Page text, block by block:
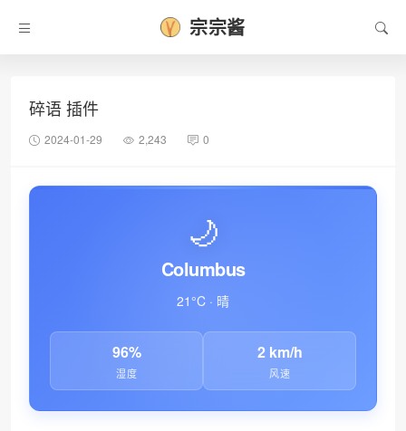
宗宗酱
碎语 插件
2024-01-29 2,243 0
🌙
Columbus
21°C · 晴
96%
湿度
2 km/h
风速